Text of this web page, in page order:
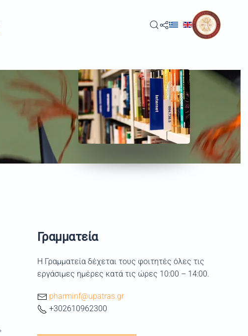
Γραμματεία
Η Γραμματεία δέχεται τους φοιτητές όλες τις
εργάσιμες ημέρες κατά τις ώρες 10:00 – 14:00.
pharminf@upatras.gr
+302610962300